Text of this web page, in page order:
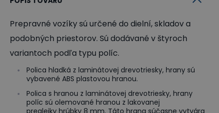
Prepravné vozíky sú určené do dielní, skladov a
podobných priestorov. Sú dodávané v štyroch
variantoch podľa typu políc.
Polica hladká z laminátovej drevotriesky, hrany sú
vybavené ABS plastovou hranou.
Polica s hranou z laminátovej drevotriesky, hrany
políc sú olemované hranou z lakovanej
preglejky hrúbky 8 mm. Táto hrana súčasne vytvára